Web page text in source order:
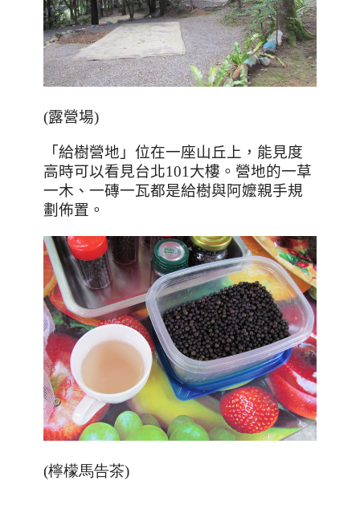
(露營場)
「給樹營地」位在一座山丘上，能見度
高時可以看見台北101大樓。 營地的一草
一木 、 一磚一瓦都是給樹與阿嬤親手規
劃佈置 。
(檸檬馬告茶)